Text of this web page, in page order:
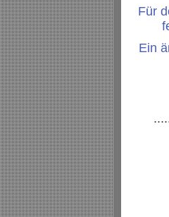
Für
Ein